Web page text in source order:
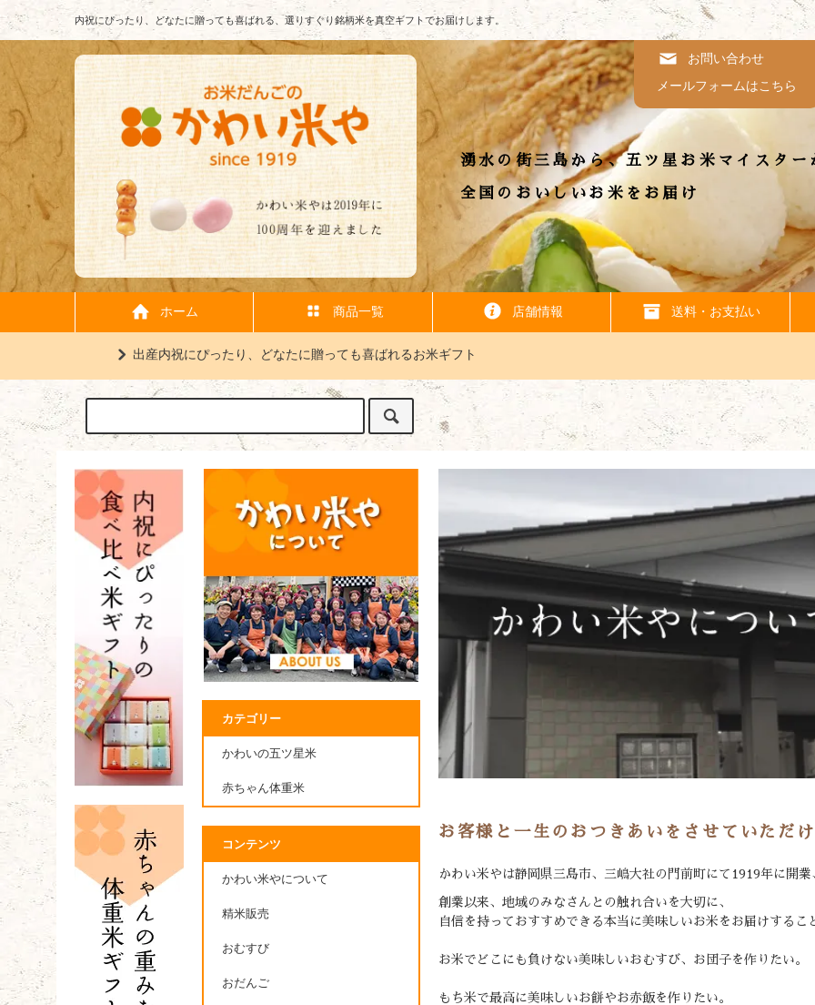
内祝にぴったり、どなたに贈っても喜ばれる、選りすぐり銘柄米を真空ギフトでお届けします。
湧水の街三島から、五ツ星お米マイスター
全国のおいしいお米をお届け
お問い合わせ
メールフォームはこちら
ホーム 商品一覧 店舗情報 送料・お支払い
出産内祝にぴったり、どなたに贈っても喜ばれるお米ギフト
お客様と一生のおつきあいをさせていただ
かわい米やは静岡県三島市、三嶋大社の門前町にて1919年に開
創業以来、地域のみなさんとの触れ合いを大切に、
自信を持っておすすめできる本当に美味しいお米をお届けするこ
お米でどこにも負けない美味しいおむすび、お団子を作りたい。
もち米で最高に美味しいお餅やお赤飯を作りたい。
カテゴリー
かわいの五ツ星米
赤ちゃん体重米
コンテンツ
かわい米やについて
精米販売
おむすび
おだんご